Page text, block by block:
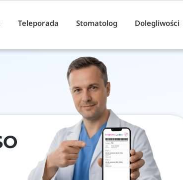
Teleporada Stomatolog Dolegliwości